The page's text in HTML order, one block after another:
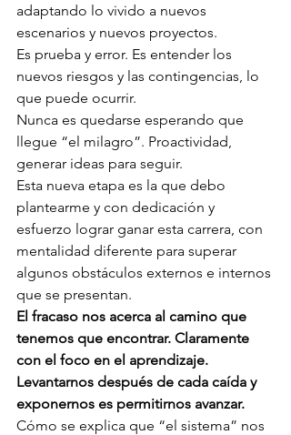
adaptando lo vivido a nuevos
escenarios y nuevos proyectos.
Es prueba y error. Es entender los
nuevos riesgos y las contingencias, lo
que puede ocurrir.
Nunca es quedarse esperando que
llegue “el milagro”. Proactividad,
generar ideas para seguir.
Esta nueva etapa es la que debo
plantearme y con dedicación y
esfuerzo lograr ganar esta carrera, con
mentalidad diferente para superar
algunos obstáculos externos e internos
que se presentan.
El fracaso nos acerca al camino que
tenemos que encontrar. Claramente
con el foco en el aprendizaje.
Levantarnos después de cada caída y
exponernos es permitirnos avanzar.
Cómo se explica que “el sistema” nos